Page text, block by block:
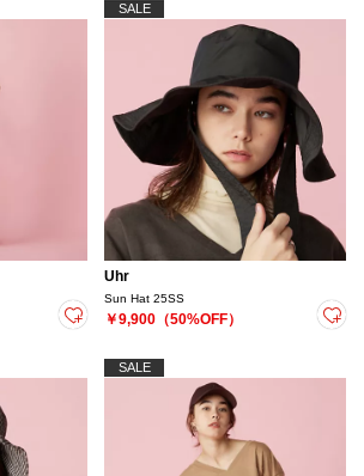
SALE
Uhr
Sun Hat 25SS
￥9,900（50%OFF）
SALE